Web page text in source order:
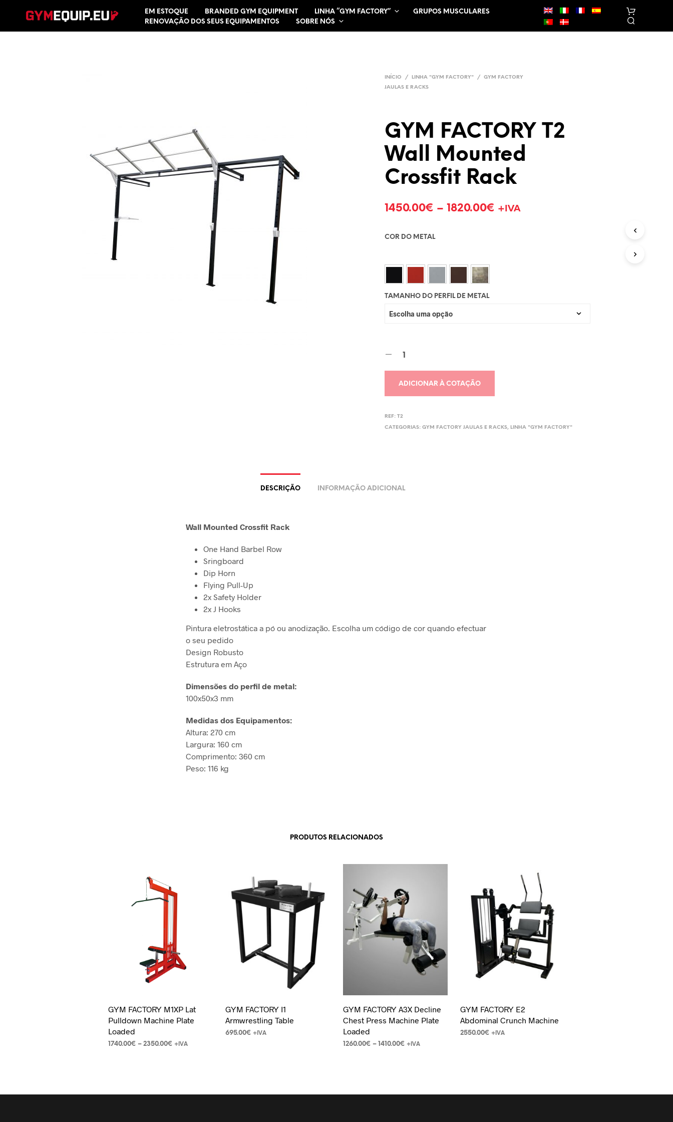
EM ESTOQUE BRANDED GYM EQUIPMENT LINHA “GYM FACTORY”
GRUPOS MUSCULARES
RENOVAÇÃO DOS SEUS EQUIPAMENTOS
SOBRE NÓS
INÍCIO / LINHA "GYM FACTORY" /
GYM FACTORY
JAULAS E RACKS
GYM FACTORY T2
Wall Mounted
Crossfit Rack
1450.00€ –1820.00€ +IVA
COR DO METAL
TAMANHO DO PERFIL DE METAL
ADICIONAR À COTAÇÃO
REF:T2
CATEGORIAS:GYM FACTORY JAULAS E RACKS, LINHA "GYM FACTORY"
DESCRIÇÃO INFORMAÇÃO ADICIONAL
Wall Mounted Crossfit Rack
One Hand Barbel Row
Sringboard
Dip Horn
Flying Pull-Up
2x Safety Holder
2x J Hooks
Pintura eletrostática a pó ou anodização. Escolha um código de cor quando efectuar
o seu pedido
Design Robusto
Estrutura em Aço
Dimensões do perfil de metal:
100x50x3 mm
Medidas dos Equipamentos:
Altura: 270 cm
Largura: 160 cm
Comprimento: 360 cm
Peso: 116 kg
PRODUTOS RELACIONADOS
GYM FACTORY M1XP Lat
Pulldown Machine Plate
Loaded
1740.00€ – 2350.00€ +IVA
GYM FACTORY I1
Armwrestling Table
695.00€ +IVA
GYM FACTORY A3X Decline
Chest Press Machine Plate
Loaded
1260.00€ – 1410.00€ +IVA
GYM FACTORY E2
Abdominal Crunch Machine
2550.00€ +IVA